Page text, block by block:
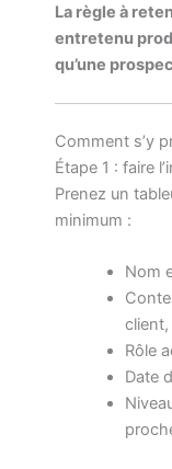
La règle à
entretenu
qu’une
Comment s’y
Étape 1 : faire
Prenez un
minimum :
Nom
client,
Rôle
Date